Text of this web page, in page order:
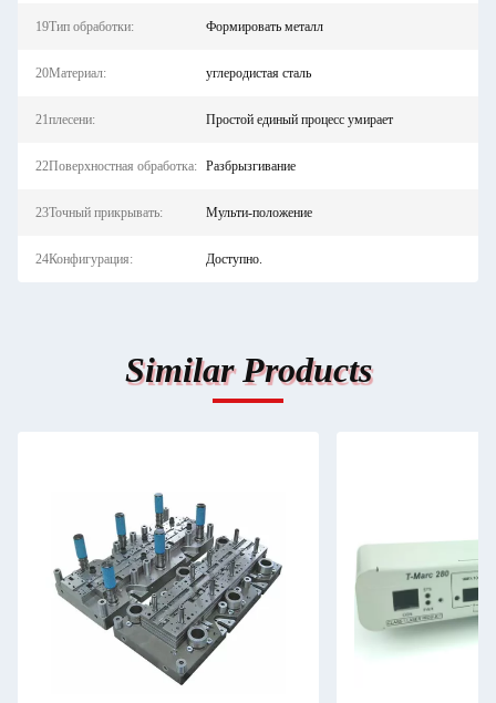
19Тип обработки: Формировать металл
20Материал: углеродистая сталь
21плесени: Простой единый процесс умирает
22Поверхностная обработка: Разбрызгивание
23Точный прикрывать: Мульти-положение
24Конфигурация: Доступно.
Similar Products